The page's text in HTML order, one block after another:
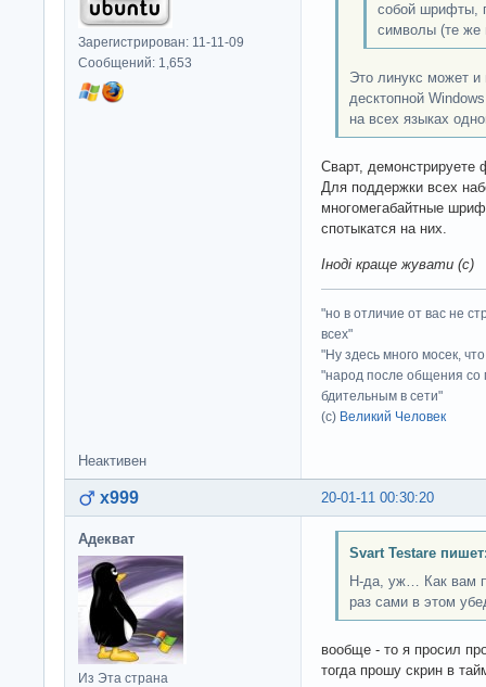
Зарегистрирован: 11-11-09
Сообщений: 1,653
собой шрифты,
символы (те же
Это линукс может и
десктопной
на всех языках
Сварт, демонстрируете
Для поддержки всех
многомегабайтные
спотыкатся на них.
Іноді краще жувати (с)
"но в отличие от вас не
всех"
"Ну здесь много мосек,
"народ после общения со
бдительным в сети"
(с) Великий Человек
Неактивен
20-01-11 00:30:20
x999
Адекват
Из Эта страна
Svart Testare
Н-да, уж… Как вам
раз сами в этом
вообще - то я просил
тогда прошу скрин в